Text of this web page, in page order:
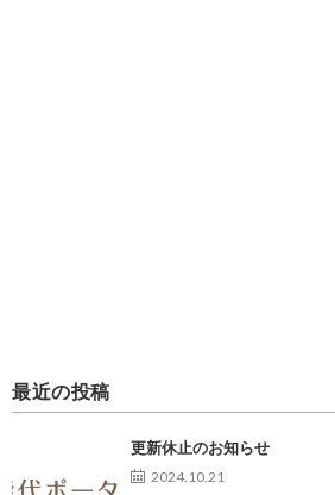
最近の投稿
更新休止のお知らせ
2024.10.21